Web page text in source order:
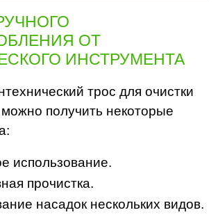
ОТ
ИНСТРУМЕНТА
трос для очистки
получить некоторые
использование.
прочистка.
насадок нескольких видов.